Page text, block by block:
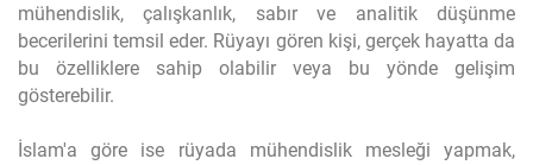
mühendislik, çalışkanlık, sabır ve analitik düşünme
becerilerini temsil eder. Rüyayı gören kişi, gerçek hayatta da
bu özelliklere sahip olabilir veya bu yönde gelişim
gösterebilir.
İslam'a göre ise rüyada mühendislik mesleği yapmak,